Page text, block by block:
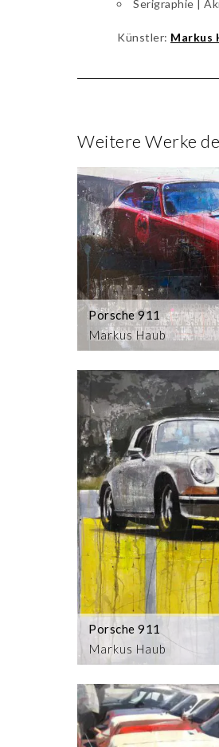
Serigraphie |
Künstler: Markus
Weitere Werke
Markus Haub
Porsche 911
Markus Haub
Porsche 911